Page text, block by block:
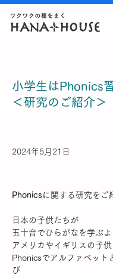
小学生はPhonics
＜研究のご紹介＞
2024年5月21日
Phonics に関する研究をご
日本の子供たちが
五十音でひらがなを学ぶよ
アメリカやイギリスの子
Phonicsでアルファベット
び